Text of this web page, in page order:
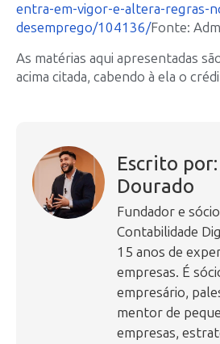
entra-em-vigor-e-altera-regras-
desemprego/104136/Fonte:
As matérias aqui apresentadas
acima citada, cabendo à ela o
Escrito
Dourado
Fundador e
Contabilidade
15 anos de
empresas. É
empresário,
mentor de
empresas,